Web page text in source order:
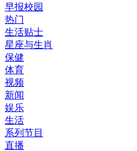
早报校园
热门
生活贴士
星座与生肖
保健
体育
视频
新闻
娱乐
生活
系列节目
直播